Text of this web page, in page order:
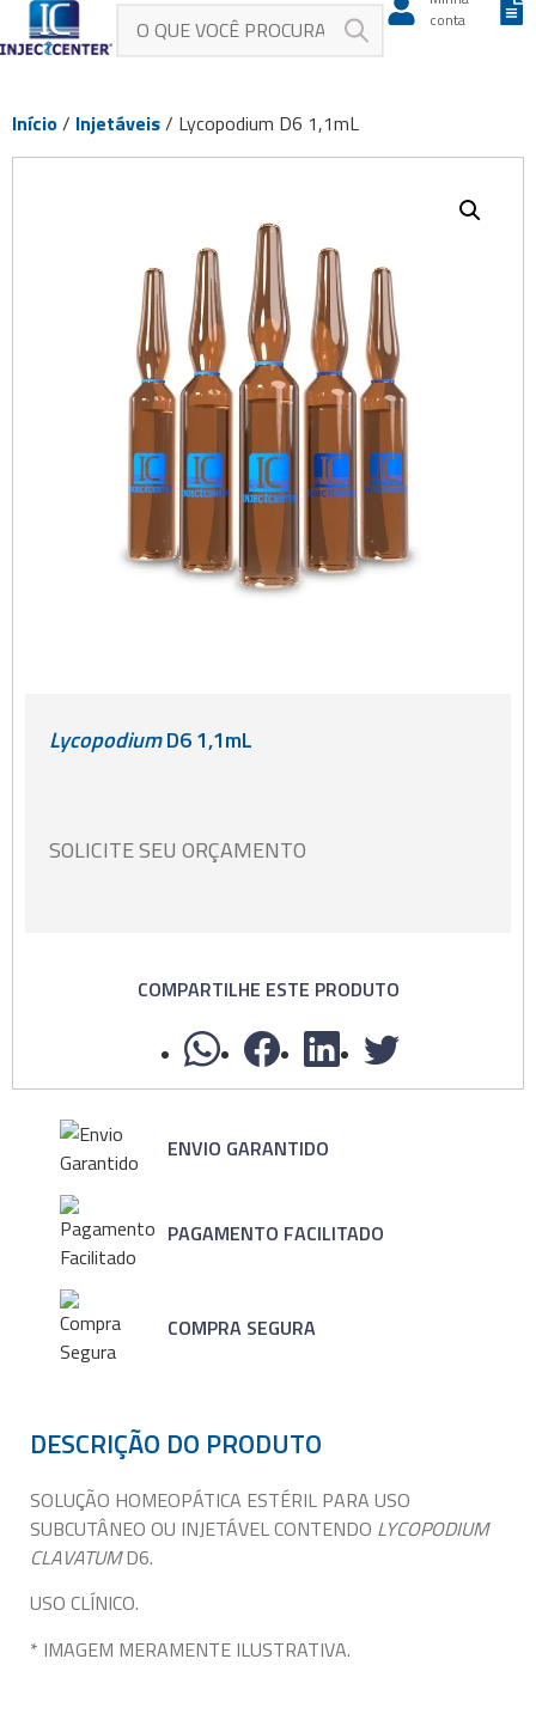
conta
Início/ Injetáveis/ Lycopodium D6 1,1mL
LycopodiumD6 1,1mL
SOLICITE SEU ORÇAMENTO
COMPARTILHE ESTE PRODUTO
ENVIO GARANTIDO
PAGAMENTO FACILITADO
COMPRA SEGURA
DESCRIÇÃO DO PRODUTO
SOLUÇÃO HOMEOPÁTICA ESTÉRIL PARA USO
SUBCUTÂNEO OU INJETÁVEL CONTENDO LYCOPODIUM
CLAVATUMD6.
USO CLÍNICO.
* IMAGEM MERAMENTE ILUSTRATIVA.